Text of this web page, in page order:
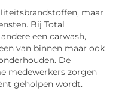
maar
Bij Total
een carwash,
van binnen maar ook
De
medewerkers zorgen
geholpen wordt.